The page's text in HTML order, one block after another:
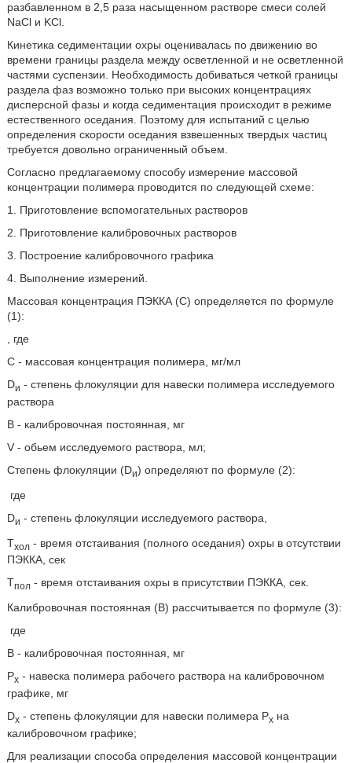
разбавленном в 2,5 раза насыщенном растворе смеси солей
NaCl и KCl.
Кинетика седиментации охры оценивалась по движению во
времени границы раздела между осветленной и не осветленной
частями суспензии. Необходимость добиваться четкой границы
раздела фаз возможно только при высоких концентрациях
дисперсной фазы и когда седиментация происходит в режиме
естественного оседания. Поэтому для испытаний с целью
определения скорости оседания взвешенных твердых частиц
требуется довольно ограниченный объем.
Согласно предлагаемому способу измерение массовой
концентрации полимера проводится по следующей схеме:
1. Приготовление вспомогательных растворов
2. Приготовление калибровочных растворов
3. Построение калибровочного графика
4. Выполнение измерений.
Массовая концентрация ПЭККА (С) определяется по формуле
(1):
, где
С - массовая концентрация полимера, мг/мл
Dи - степень флокуляции для навески полимера исследуемого
раствора
В - калибровочная постоянная, мг
V - обьем исследуемого раствора, мл;
Степень флокуляции (Dи) определяют по формуле (2):
где
Dи - степень флокуляции исследуемого раствора,
Тхол- время отстаивания (полного оседания) охры в отсутствии
ПЭККА, сек
Тпол- время отстаивания охры в присутствии ПЭККА, сек.
Калибровочная постоянная (В) рассчитывается по формуле (3):
где
В - калибровочная постоянная, мг
Рх- навеска полимера рабочего раствора на калибровочном
графике, мг
Dx- степень флокуляции для навески полимера Рхна
калибровочном графике;
Для реализации способа определения массовой концентрации